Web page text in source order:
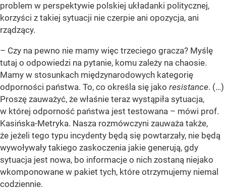
problem w perspektywie polskiej układanki politycznej,
korzyści z takiej sytuacji nie czerpie ani opozycja, ani
rządzący.
– Czy na pewno nie mamy więc trzeciego gracza? Myślę
tutaj o odpowiedzi na pytanie, komu zależy na chaosie.
Mamy w stosunkach międzynarodowych kategorię
odporności państwa. To, co określa się jako resistance. (…)
Proszę zauważyć, że właśnie teraz wystąpiła sytuacja,
w której odporność państwa jest testowana – mówi prof.
Kasińska-Metryka. Nasza rozmówczyni zauważa także,
że jeżeli tego typu incydenty będą się powtarzały, nie będą
wywoływały takiego zaskoczenia jakie generują, gdy
sytuacja jest nowa, bo informacje o nich zostaną niejako
wkomponowane w pakiet tych, które otrzymujemy niemal
codziennie.